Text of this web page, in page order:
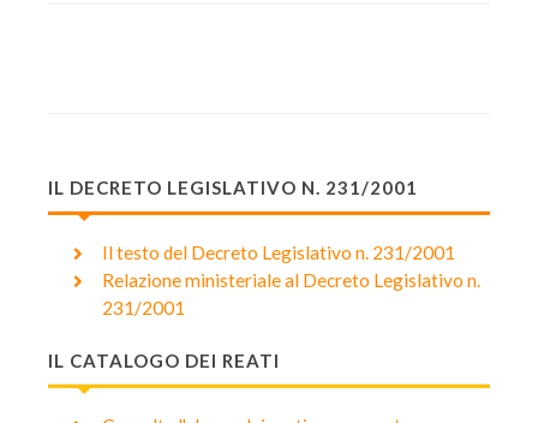
IL DECRETO LEGISLATIVO N. 231/2001
Il testo del Decreto Legislativo n. 231/2001
Relazione ministeriale al Decreto Legislativo n.
231/2001
IL CATALOGO DEI REATI